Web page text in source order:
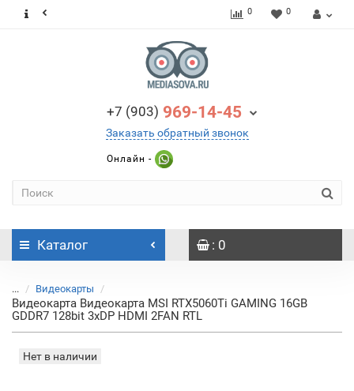
0 0
+7 (903) 969-14-45
Заказать обратный звонок
Онлайн -
Каталог : 0
... Видеокарты
Видеокарта Видеокарта MSI RTX5060Ti GAMING 16GB
GDDR7 128bit 3xDP HDMI 2FAN RTL
Нет в наличии